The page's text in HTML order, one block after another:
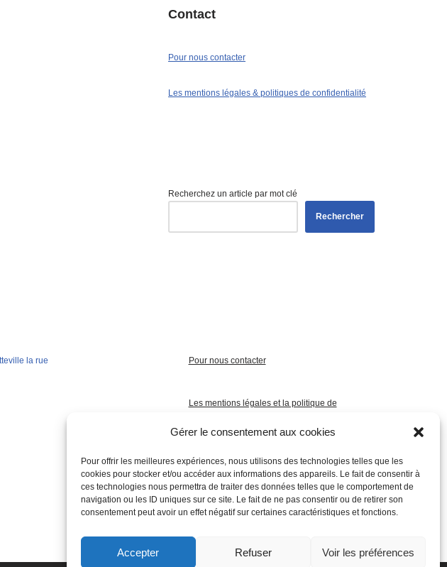
Gérer le consentement aux cookies
Pour offrir les meilleures expériences, nous utilisons des technologies telles que les
cookies pour stocker et/ou accéder aux informations des appareils. Le fait de consentir à
ces technologies nous permettra de traiter des données telles que le comportement de
navigation ou les ID uniques sur ce site. Le fait de ne pas consentir ou de retirer son
consentement peut avoir un effet négatif sur certaines caractéristiques et fonctions.
Accepter Refuser Voir les préférences
Contact
Pour nous contacter
Les mentions légales & politiques de confidentialité
Recherchez un article par mot clé
Rechercher
la rue Pour nous contacter
Les mentions légales et la politique de